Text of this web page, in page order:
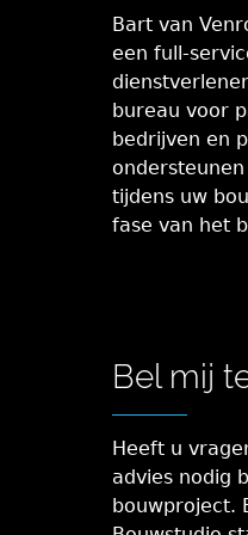
Bart van
een full-
bureau voor
bedrijven en
tijdens uw
fase van het
Bel mij
Heeft u
advies nodig
bouwproject.